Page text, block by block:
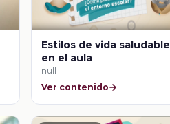
Estilos de vida saludable
en el aula
null
Ver contenido